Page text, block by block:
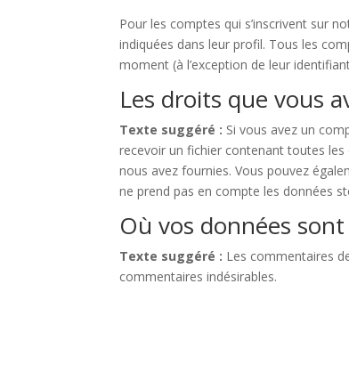
Pour les comptes qui s’inscrivent sur
indiquées dans leur profil. Tous les
moment (à l’exception de leur
Les droits que vous
Texte suggéré : Si vous avez un
recevoir un fichier contenant toutes
nous avez fournies. Vous pouvez
ne prend pas en compte les données
Où vos données
Texte suggéré : Les commentaires
commentaires indésirables.